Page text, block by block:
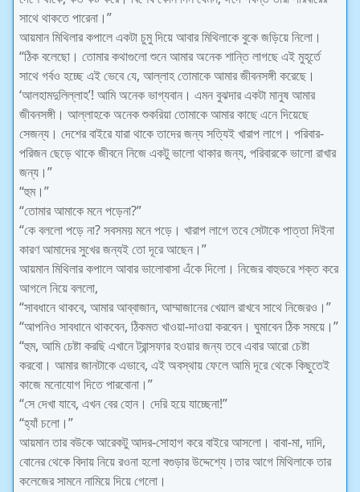
সাথে থাকতে পারেনা।”
আয়মান মিথিলার কপালে একটা চুমু দিয়ে আবার মিথিলাকে বুকে জড়িয়ে নিলো।
“ঠিক বলেছো। তোমার কথাগুলো শুনে আমার অনেক শান্তি লাগছে এই মুহূর্তে
সাথে গর্বও হচ্ছে এই ভেবে যে, আল্লাহ তোমাকে আমার জীবনসঙ্গী করেছে।
‘আলহামদুলিল্লাহ’! আমি অনেক ভাগ্যবান। এমন বুঝদার একটা মানুষ আমার
জীবনসঙ্গী। আল্লাহকে অনেক শুকরিয়া তোমাকে আমার কাছে এনে দিয়েছে
সেজন্য। দেশের বাইরে যারা থাকে তাদের জন্য সত্যিই খারাপ লাগে। পরিবার-
পরিজন ছেড়ে থাকে জীবনে নিজে একটু ভালো থাকার জন্য, পরিবারকে ভালো রাখার
জন্য।”
“হুম।”
“তোমার আমাকে মনে পড়েনা?”
“কে বললো পড়ে না? সবসময় মনে পড়ে। খারাপ লাগে তবে সেটাকে পাত্তা দিইনা
কারণ আমাদের সুখের জন্যই তো দূরে আছেন।”
আয়মান মিথিলার কপালে আবার ভালোবাসা এঁকে দিলো। নিজের বাহুডরে শক্ত করে
আগলে নিয়ে বললো,
“সাবধানে থাকবে, আমার আব্বাজান, আম্মাজানের খেয়াল রাখবে সাথে নিজেরও।”
“আপনিও সাবধানে থাকবেন, ঠিকমত খাওয়া-দাওয়া করবেন। ঘুমাবেন ঠিক সময়ে।”
“হুম, আমি চেষ্টা করছি এখানে ট্রান্সফার হওয়ার জন্য তবে এবার আরো চেষ্টা
করবো। আমার জানটাকে এভাবে, এই অবস্থায় ফেলে আমি দূরে থেকে কিছুতেই
কাজে মনোযোগ দিতে পারবোনা।”
“সে দেখা যাবে, এখন বের হোন। দেরি হয়ে যাচ্ছেনা!”
“হ্যাঁ চলো।”
আয়মান তার বউকে আরেকটু আদর-সোহাগ করে বাইরে আসলো। বাবা-মা, দাদি,
বোনের থেকে বিদায় নিয়ে রওনা হলো বগুড়ার উদ্দেশ্যে।তার আগে মিথিলাকে তার
কলেজের সামনে নামিয়ে দিয়ে গেলো।